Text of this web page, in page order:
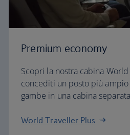
Premium economy
Scopri la nostra cabina
concediti un posto più
gambe in una cabina
World Traveller Plus